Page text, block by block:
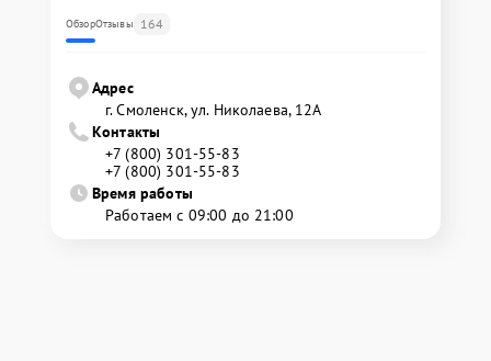
ОбзорОтзывы 164
Адрес
г. Смоленск, ул. Николаева, 12А
Контакты
+7 (800) 301-55-83
+7 (800) 301-55-83
Время работы
Работаем с 09:00 до 21:00